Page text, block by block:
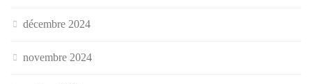
décembre 2024
novembre 2024